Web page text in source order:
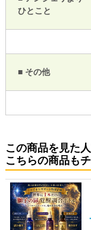
ひとこと
■ その他
この商品を見た人
こちらの商品も